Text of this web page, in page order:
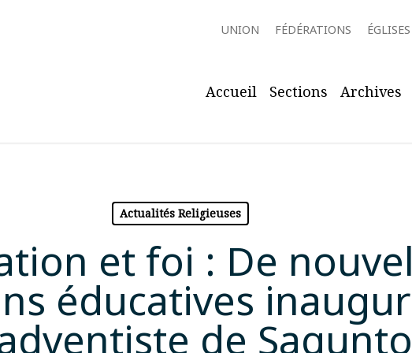
UNION FÉDÉRATIONS ÉGLISES
Accueil Sections Archives
Actualités Religieuses
et foi : De
éducatives
de Sagunto